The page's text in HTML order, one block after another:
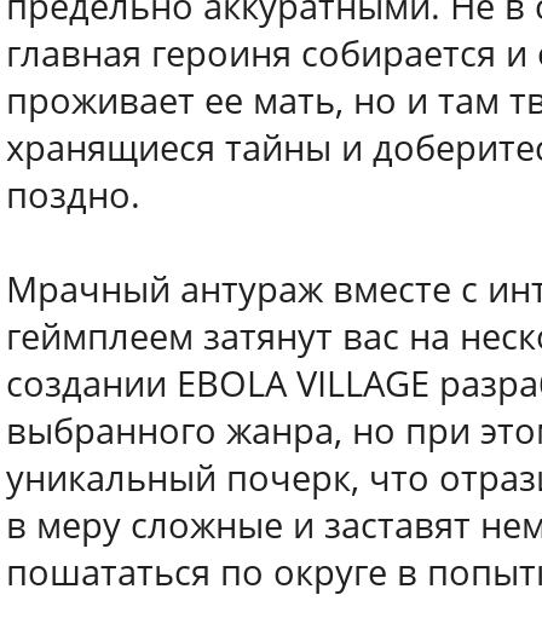
главная героиня собирается
проживает ее мать, но и там
хранящиеся тайны и
поздно.
Мрачный антураж вместе с
геймплеем затянут вас на
создании EBOLA VILLAGE
выбранного жанра, но при
уникальный почерк, что
в меру сложные и заставят
пошататься по округе в